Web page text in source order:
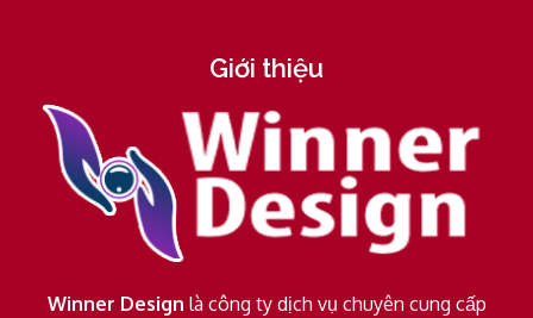
Giới thiệu
Winner Design là công ty dịch vụ chuyên cung cấp